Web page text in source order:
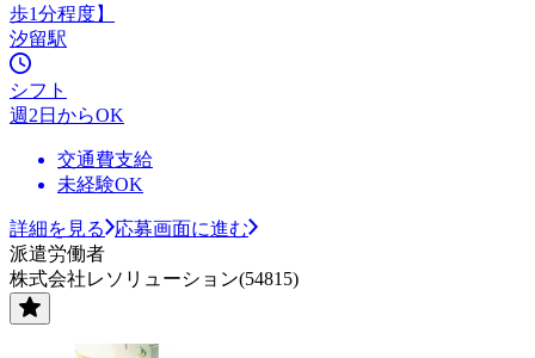
歩1分程度】
汐留駅
シフト
週2日からOK
交通費支給
未経験OK
詳細を見る
応募画面に進む
派遣労働者
株式会社レソリューション(54815)